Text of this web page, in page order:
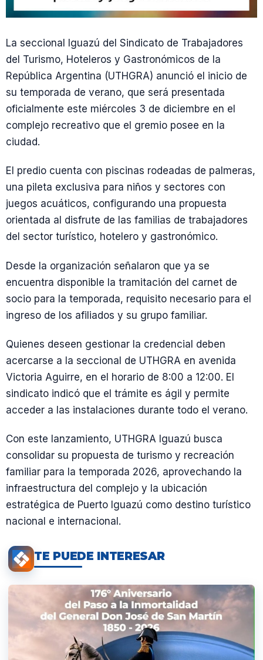
La seccional Iguazú del Sindicato de Trabajadores
del Turismo, Hoteleros y Gastronómicos de la
República Argentina (UTHGRA) anunció el inicio de
su temporada de verano, que será presentada
oficialmente este miércoles 3 de diciembre en el
complejo recreativo que el gremio posee en la
ciudad.
El predio cuenta con piscinas rodeadas de palmeras,
una pileta exclusiva para niños y sectores con
juegos acuáticos, configurando una propuesta
orientada al disfrute de las familias de trabajadores
del sector turístico, hotelero y gastronómico.
Desde la organización señalaron que ya se
encuentra disponible la tramitación del carnet de
socio para la temporada, requisito necesario para el
ingreso de los afiliados y su grupo familiar.
Quienes deseen gestionar la credencial deben
acercarse a la seccional de UTHGRA en avenida
Victoria Aguirre, en el horario de 8:00 a 12:00. El
sindicato indicó que el trámite es ágil y permite
acceder a las instalaciones durante todo el verano.
Con este lanzamiento, UTHGRA Iguazú busca
consolidar su propuesta de turismo y recreación
familiar para la temporada 2026, aprovechando la
infraestructura del complejo y la ubicación
estratégica de Puerto Iguazú como destino turístico
nacional e internacional.
TE PUEDE INTERESAR